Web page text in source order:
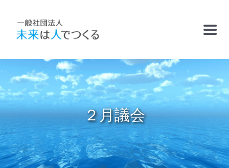
content
お知らせ
フリースクールおかむら塾
２月議会